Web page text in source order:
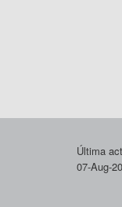
Última
07-Aug-